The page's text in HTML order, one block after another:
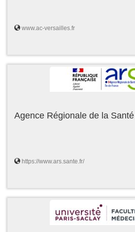
www.ac-versailles.fr
Agence Régionale de la
https://www.ars.sante.fr/